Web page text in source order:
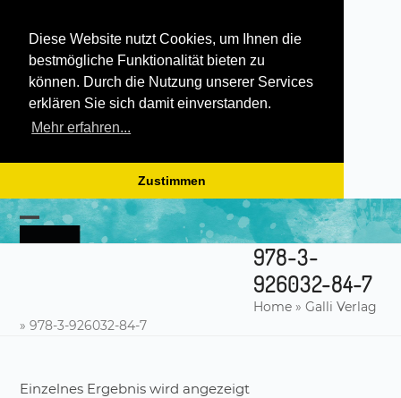
Diese Website nutzt Cookies, um Ihnen die
bestmögliche Funktionalität bieten zu
können. Durch die Nutzung unserer Services
erklären Sie sich damit einverstanden.
Mehr erfahren...
Zustimmen
Skip
to
content
Open
Close
978-3-
926032-84-7
Home» Galli Verlag
»978-3-926032-84-7
Einzelnes Ergebnis wird angezeigt